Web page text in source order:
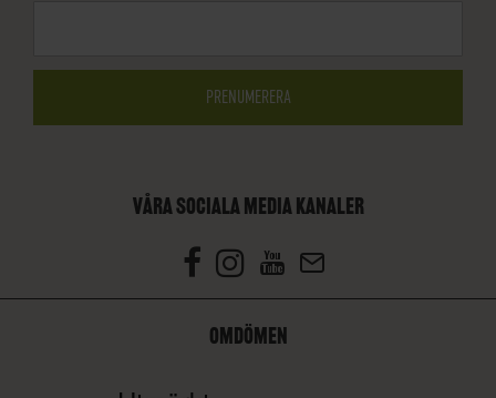
VÅRA SOCIALA MEDIA KANALER
OMDÖMEN